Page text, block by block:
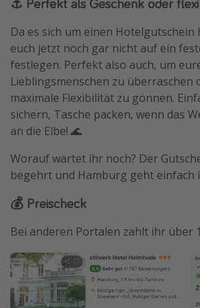
Da es sich um einen
euch jetzt noch gar nicht auf ein
festlegen. Perfekt also auch, um
Lieblingsmenschen zu überraschen
maximale Flexibilität zu gönnen.
sichern, Tasche packen, wenn das
an die Elbe! 🌊
Worauf wartet ihr noch? Der
begehrt und Hamburg geht einfach
💰 Preischeck
Bei anderen Portalen zahlt ihr über